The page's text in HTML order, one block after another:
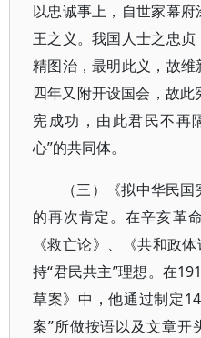
以忠诚事上，自世家幕
王之义。我国人士之忠
精图治，最明此义，故
四年又附开设国会，故
宪成功，由此君民不再
心”的共同体。
（三）《拟中华民
的再次肯定。在辛亥革
《救亡论》、《共和政
持“君民共主”理想。在
草案》中，他通过制定
案”所做按语以及文章开